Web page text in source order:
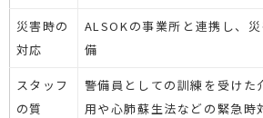
災害時の
対応
ALSOKの事業所と連携し、
備
スタッフ
の質
警備員としての訓練を受けた
用や心肺蘇生法などの緊急時